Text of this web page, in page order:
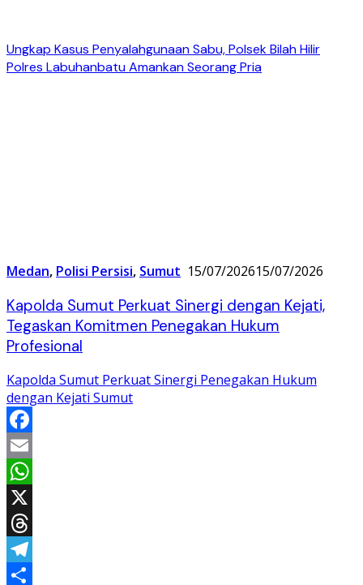
Ungkap Kasus Penyalahgunaan Sabu, Polsek Bilah Hilir
Polres Labuhanbatu Amankan Seorang Pria
Medan, Polisi Persisi, Sumut 15/07/202615/07/2026
Kapolda Sumut Perkuat Sinergi dengan Kejati,
Tegaskan Komitmen Penegakan Hukum
Profesional
Kapolda Sumut Perkuat Sinergi Penegakan Hukum
dengan Kejati Sumut
Facebook
Email
WhatsApp
X
Threads
Telegram